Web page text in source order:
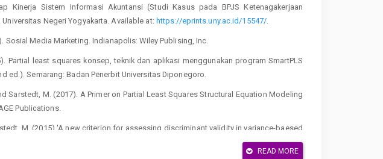
Kinerja Sistem Informasi Akuntansi (Studi Kasus pada BPJS Ketenagakerjaan
Negeri Yogyakarta. Available at: https://eprints.uny.ac.id/15547/
Sosial Media Marketing. Indianapolis: Wiley Publising, Inc.
Partial least squares konsep, teknik dan aplikasi menggunakan program SmartPLS
ed.). Semarang: Badan Penerbit Universitas Diponegoro.
Sarstedt, M. (2017). A Primer on Partial Least Squares Structural Equation Modeling
Publications.
M. (2015) 'A new criterion for assessing discriminant validity in variance-baesed
READ MORE